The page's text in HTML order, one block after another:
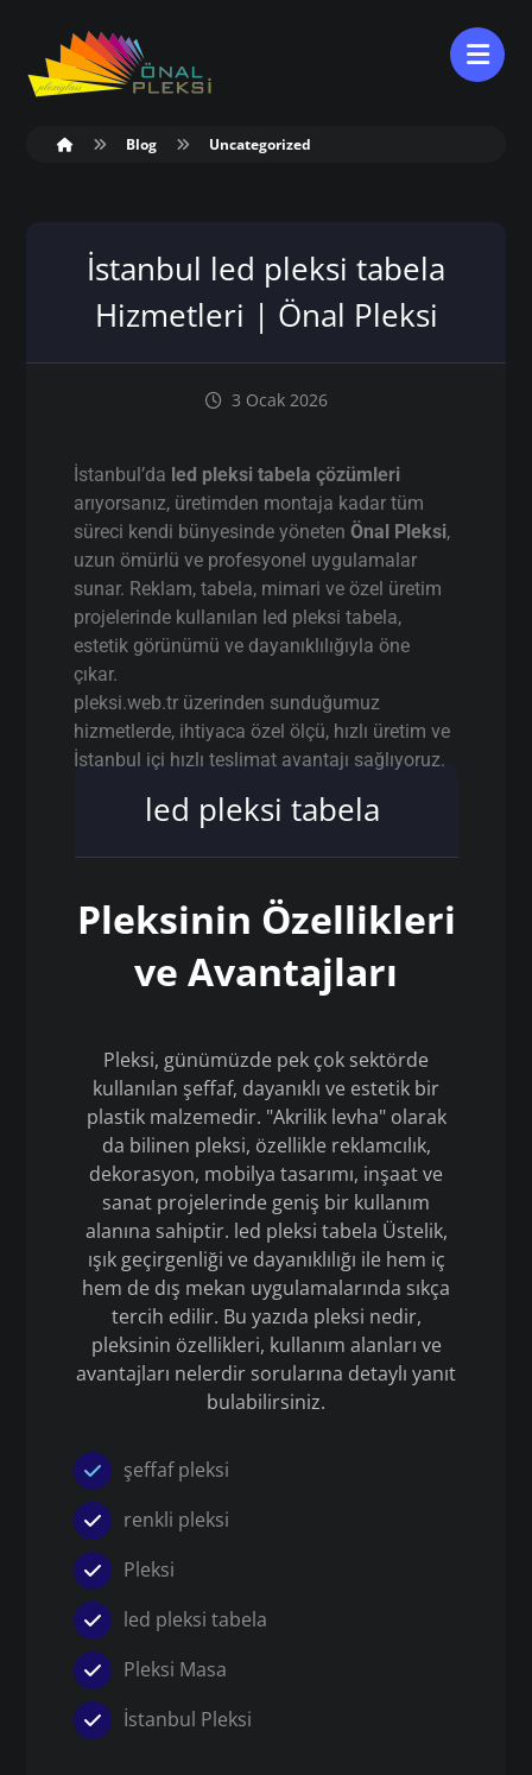
Blog Uncategorized
İstanbul led pleksi tabela
Hizmetleri | Önal Pleksi
3 Ocak 2026
İstanbul’da led pleksi tabela çözümleri
arıyorsanız, üretimden montaja kadar tüm
süreci kendi bünyesinde yönetenÖnal Pleksi,
uzun ömürlü ve profesyonel uygulamalar
sunar. Reklam, tabela, mimari ve özel üretim
projelerinde kullanılan led pleksi tabela,
estetik görünümü ve dayanıklılığıyla öne
çıkar.
pleksi.web.tr üzerinden sunduğumuz
hizmetlerde, ihtiyaca özel ölçü, hızlı üretim ve
İstanbul içi hızlı teslimat avantajı sağlıyoruz.
led pleksi tabela
Pleksinin Özellikleri
ve Avantajları
Pleksi, günümüzde pek çok sektörde
kullanılan şeffaf, dayanıklı ve estetik bir
plastik malzemedir. "Akrilik levha" olarak
da bilinen pleksi, özellikle reklamcılık,
dekorasyon, mobilya tasarımı, inşaat ve
sanat projelerinde geniş bir kullanım
alanına sahiptir. led pleksi tabela Üstelik,
ışık geçirgenliği ve dayanıklılığı ile hem iç
hem de dış mekan uygulamalarında sıkça
tercih edilir. Bu yazıda pleksi nedir,
pleksinin özellikleri, kullanım alanları ve
avantajları nelerdir sorularına detaylı yanıt
bulabilirsiniz.
şeffaf pleksi
renkli pleksi
Pleksi
led pleksi tabela
Pleksi Masa
İstanbul Pleksi